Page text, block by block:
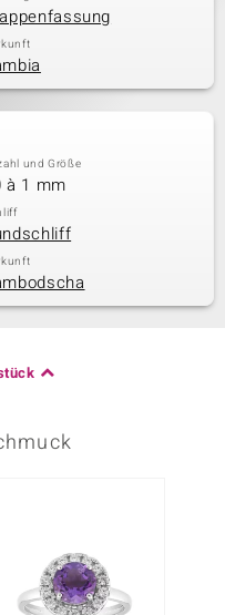
und Größe
à 1 mm